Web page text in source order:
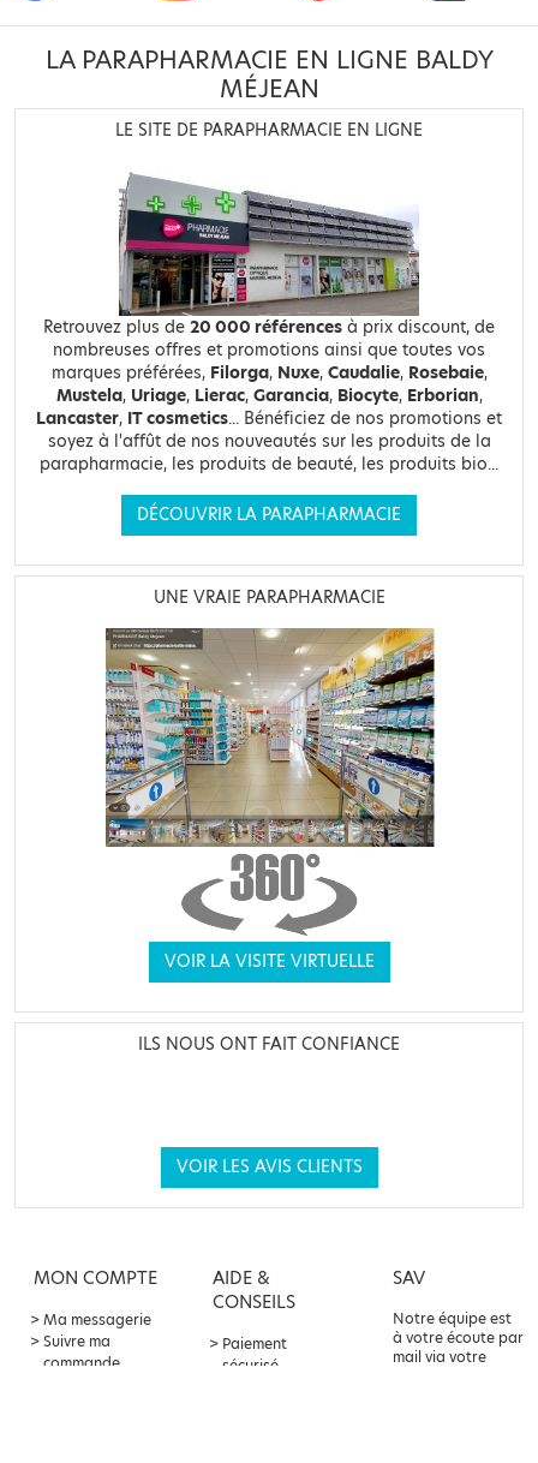
LA PARAPHARMACIE EN LIGNE BALDY
MÉJEAN
LE SITE DE PARAPHARMACIE EN LIGNE
Retrouvez plus de 20 000 références à prix discount, de
nombreuses offres et promotions ainsi que toutes vos
marques préférées, Filorga, Nuxe, Caudalie, Rosebaie,
Mustela, Uriage, Lierac, Garancia, Biocyte, Erborian,
Lancaster, IT cosmetics... Bénéficiez de nos promotions et
soyez à l'affût de nos nouveautés sur les produits de la
parapharmacie, les produits de beauté, les produits bio...
DÉCOUVRIR LA PARAPHARMACIE
UNE VRAIE PARAPHARMACIE
VOIR LA VISITE VIRTUELLE
ILS NOUS ONT FAIT CONFIANCE
VOIR LES AVIS CLIENTS
MON COMPTE
Ma messagerie
Suivre ma
commande
AIDE &
CONSEILS
Paiement
sécurisé
SAV
Notre équipe est
à votre écoute par
mail via votre